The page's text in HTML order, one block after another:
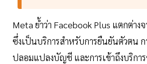
Meta ย้ำว่า Facebook Plus แตกต่าง
ซึ่งเป็นบริการสำหรับการยืนยันตัวตน ก
ปลอมแปลงบัญชี และการเข้าถึงบริกา